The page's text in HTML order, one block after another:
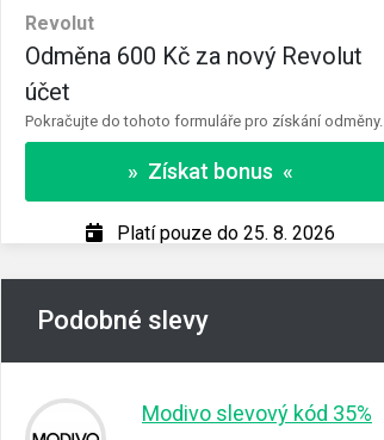
Revolut
Odměna 600 Kč za nový Revolut
účet
Pokračujte do tohoto formuláře pro získání odměny.
» Získat bonus «
Platí pouze do 25. 8. 2026
Podobné slevy
Modivo slevový kód 35%